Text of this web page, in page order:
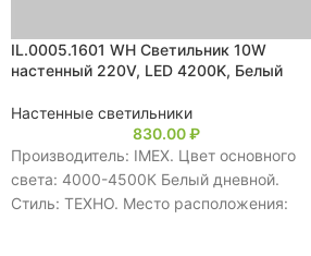
IL.0005.1601 WH Светильник 10W
настенный 220V, LED 4200K, Белый
Настенные светильники
830.00₽
Производитель: IMEX. Цвет основного
света: 4000-4500К Белый дневной.
Стиль: ТЕХНО. Место расположения: